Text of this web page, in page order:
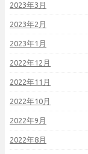
2023年3月
2023年2月
2023年1月
2022年12月
2022年11月
2022年10月
2022年9月
2022年8月